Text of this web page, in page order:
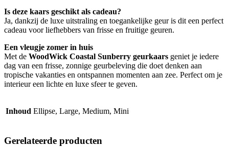
Is deze kaars geschikt als cadeau?
Ja, dankzij de luxe uitstraling en toegankelijke geur is dit een perfect
cadeau voor liefhebbers van frisse en fruitige geuren.
Een vleugje zomer in huis
Met de WoodWick Coastal Sunberry geurkaars geniet je iedere
dag van een frisse, zonnige geurbeleving die doet denken aan
tropische vakanties en ontspannen momenten aan zee. Perfect om je
interieur een lichte en luxe sfeer te geven.
Inhoud Ellipse, Large, Medium, Mini
Gerelateerde producten